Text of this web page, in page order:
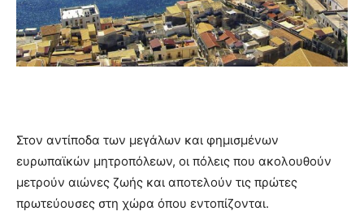
Στον αντίποδα των μεγάλων και φημισμένων
ευρωπαϊκών μητροπόλεων, οι πόλεις που ακολουθούν
μετρούν αιώνες ζωής και αποτελούν τις πρώτες
πρωτεύουσες στη χώρα όπου εντοπίζονται.